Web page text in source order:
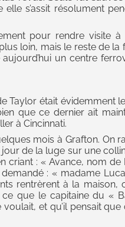
s’assit résolument
pour rendre visite
loin, mais le reste de la
un centre
Taylor était évidemment
que ce dernier ait
à Cincinnati.
mois à Grafton. On
de la luge sur une
criant : « Avance, nom de
: « madame
rentrèrent à la maison,
que le capitaine du «
et qu’il pensait que